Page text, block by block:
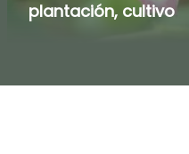
plantación, cultivo